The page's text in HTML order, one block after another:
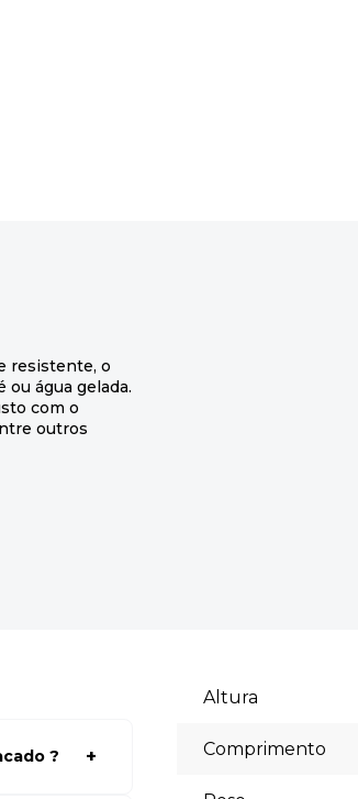
resistente, o
água gelada.
com o
outros
?
Altura
Comprimento